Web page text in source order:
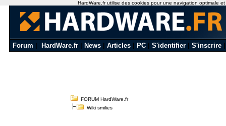
Forum HardWare.fr News Articles PC S'identifier S'inscrire
FORUM HardWare.fr
Wiki smilies
HardWare.fr utilise des cookies pour une navigation optimale